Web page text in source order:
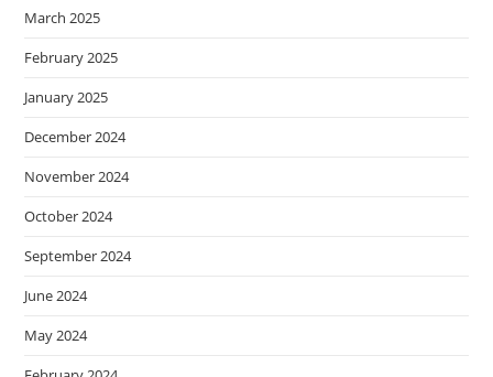
March 2025
February 2025
January 2025
December 2024
November 2024
October 2024
September 2024
June 2024
May 2024